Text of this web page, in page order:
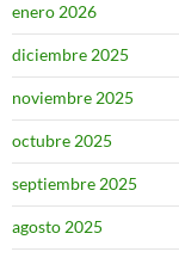
enero 2026
diciembre 2025
noviembre 2025
octubre 2025
septiembre 2025
agosto 2025